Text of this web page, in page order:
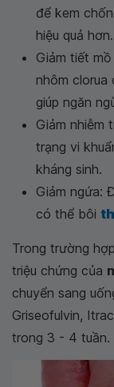
để kem
hiệu quả hơn.
Giảm tiết
nhôm clorua
giúp ngăn
Giảm nhiễm
trạng vi
kháng sinh.
Giảm ngứa:
có thể bôi
Trong trường
triệu chứng của
chuyển sang
Griseofulvin,
trong 3 - 4 tuần.